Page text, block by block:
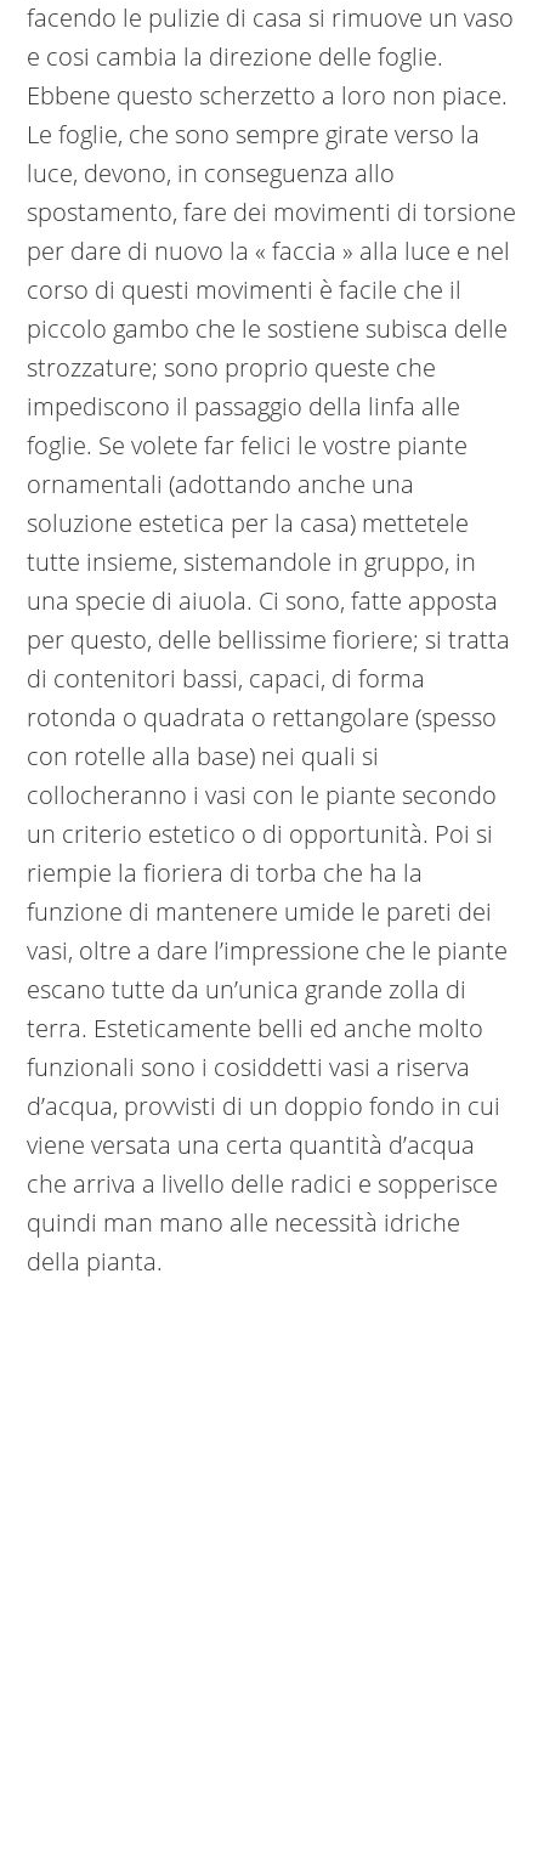
facendo le pulizie di casa si rimuove un vaso
e cosi cambia la direzione delle foglie.
Ebbene questo scherzetto a loro non piace.
Le foglie, che sono sempre girate verso la
luce, devono, in conseguenza allo
spostamento, fare dei movimenti di torsione
per dare di nuovo la « faccia » alla luce e nel
corso di questi movimenti è facile che il
piccolo gambo che le sostiene subisca delle
strozzature; sono proprio queste che
impediscono il passaggio della linfa alle
foglie. Se volete far felici le vostre piante
ornamentali (adottando anche una
soluzione estetica per la casa) mettetele
tutte insieme, sistemandole in gruppo, in
una specie di aiuola. Ci sono, fatte apposta
per questo, delle bellissime fioriere; si tratta
di contenitori bassi, capaci, di forma
rotonda o quadrata o rettangolare (spesso
con rotelle alla base) nei quali si
collocheranno i vasi con le piante secondo
un criterio estetico o di opportunità. Poi si
riempie la fioriera di torba che ha la
funzione di mantenere umide le pareti dei
vasi, oltre a dare l’impressione che le piante
escano tutte da un’unica grande zolla di
terra. Esteticamente belli ed anche molto
funzionali sono i cosiddetti vasi a riserva
d’acqua, provvisti di un doppio fondo in cui
viene versata una certa quantità d’acqua
che arriva a livello delle radici e sopperisce
quindi man mano alle necessità idriche
della pianta.